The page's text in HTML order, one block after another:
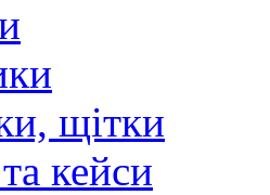
щітки
кейси